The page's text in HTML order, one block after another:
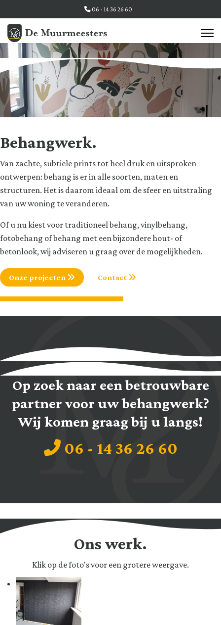
06 - 14 36 26 60
Behangwerk.
Van zachte, subtiele prints tot heel druk en uitsproken
ontwerpen: behang is er in alle soorten, maten en
structuren. Het is daarom ideaal om de sfeer en uitstraling
van uw woning te veranderen.
Of u nu kiest voor traditioneel behang, vinylbehang,
fotobehang of behang met een bijzondere hout- of
betonlook, wij adviseren u graag over de mogelijkheden.
Onze projecten Contact
Op zoek naar een betrouwbare
partner voor uw behangwerk?
Wij komen graag bij u langs!
06 - 14 36 26 60
Ons werk.
Klik op de foto's voor een grotere weergave.